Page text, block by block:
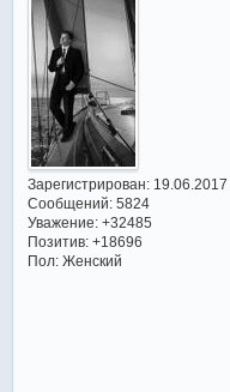
Зарегистрирован: 19.06.2017
Сообщений:5824
Уважение: +32485
Позитив: +18696
Пол:Женский